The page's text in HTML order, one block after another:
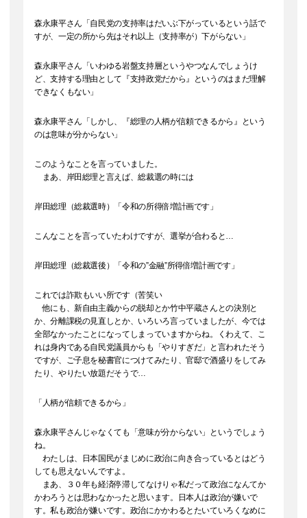
森永康平さん「自民党の支持率はだいぶ下がっているという話で
すが、一定の所から先はそれ以上（支持率が）下がらない」
森永康平さん「いわゆる岩盤支持層というやつなんでしょうけ
ど、支持する理由として『支持政党だから』というのはまだ理解
できなくもない」
森永康平さん「しかし、『総理の人柄が信頼できるから』という
のは意味が分からない」
このようなことを言っていました。
まあ、岸田総理と言えば、総裁選の時には
岸田総理（総裁選時）「令和の所得倍増計画です」
こんなことを言っていたわけですが、選挙が合わると…
岸田総理（総裁選後）「令和の”金融”所得倍増計画です」
これでは詐欺もいい所です（苦笑い
他にも、新自由主義からの脱却とか竹中平蔵さんとの決別と
か、分離課税の見直しとか、いろいろ言っていましたが、今では
全部なかったことになってしまっていますからね。くわえて、こ
れは身内である自民党議員からも「やりすぎだ」と言われたそう
ですが、ご子息を秘書官につけてみたり、官邸で酒盛りをしてみ
たり、やりたい放題だそうで…
「人柄が信頼できるから」
森永康平さんじゃなくても「意味が分からない」というでしょう
ね。
わたしは、日本国民がまじめに政治に向き合っているとはどう
しても思えないんですよ。
まあ、３０年も経済停滞してなけりゃ私だって政治になんてか
かわろうとは思わなかったと思います。日本人は政治が嫌いで
す。私も政治が嫌いです。政治にかかわるとたいていろくなめに